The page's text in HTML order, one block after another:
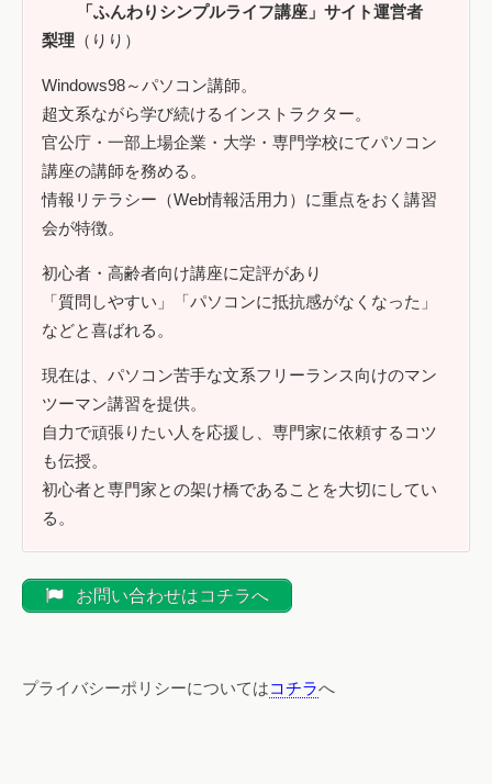
「ふんわりシンプルライフ講座」サイト運営者
梨理 （りり）
Windows98～パソコン講師。
超文系ながら学び続けるインストラクター。
官公庁・一部上場企業・大学・専門学校にてパソコン
講座の講師を務める。
情報リテラシー（Web情報活用力）に重点をおく講習
会が特徴。
初心者・高齢者向け講座に定評があり
「質問しやすい」「パソコンに抵抗感がなくなった」
などと喜ばれる。
現在は、パソコン苦手な文系フリーランス向けのマン
ツーマン講習を提供。
自力で頑張りたい人を応援し、専門家に依頼するコツ
も伝授。
初心者と専門家との架け橋であることを大切にしてい
る。
お問い合わせはコチラへ
プライバシーポリシーについてはコチラへ